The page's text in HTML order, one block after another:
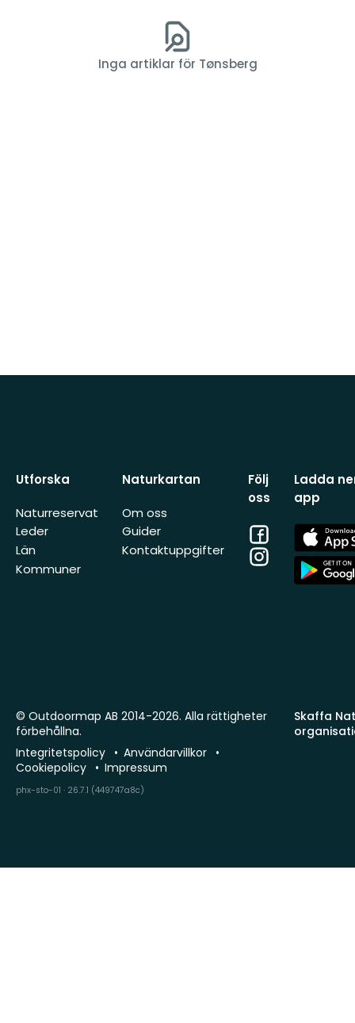
Inga artiklar för Tønsberg
Utforska
Naturreservat
Leder
Län
Kommuner
Naturkartan
Om oss
Guider
Kontaktuppgifter
Följ
oss
Facebook
Instagram
Ladda
app
App
Store
App
Store
Skaffa
© Outdoormap AB 2014-2026. Alla rättigheter
förbehållna.
Integritetspolicy
Användarvillkor
Cookiepolicy
Impressum
phx-sto-01 · 26.7.1 (449747a8c)